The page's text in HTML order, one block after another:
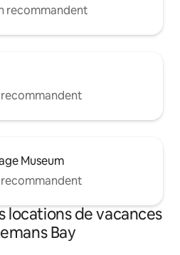
recommandent
Museum
locations de vacances
Bay